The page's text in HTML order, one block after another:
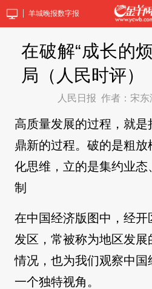
羊城晚报数字报
在破解“成长的
局（人民时评）
人民日报 作者：​宋东
高质量发展的过程，就
鼎新的过程。破的是粗放
化思维，立的是集约业
制
在中国经济版图中，经
发区，常被称为地区发展
情况，也为我们观察中国
一个独特视角。